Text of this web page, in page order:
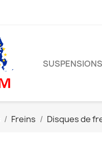
SUSPENSIONS
Freins Disques de